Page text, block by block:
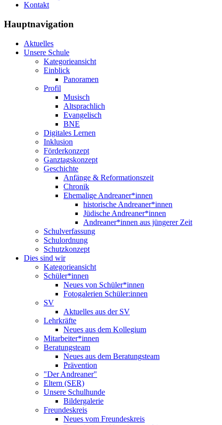
Kontakt
Hauptnavigation
Aktuelles
Unsere Schule
Kategorieansicht
Einblick
Panoramen
Profil
Musisch
Altsprachlich
Evangelisch
BNE
Digitales Lernen
Inklusion
Förderkonzept
Ganztagskonzept
Geschichte
Anfänge & Reformationszeit
Chronik
Ehemalige Andreaner*innen
historische Andreaner*innen
Jüdische Andreaner*innen
Andreaner*innen aus jüngerer Zeit
Schulverfassung
Schulordnung
Schutzkonzept
Dies sind wir
Kategorieansicht
Schüler*innen
Neues von Schüler*innen
Fotogalerien Schüler:innen
SV
Aktuelles aus der SV
Lehrkräfte
Neues aus dem Kollegium
Mitarbeiter*innen
Beratungsteam
Neues aus dem Beratungsteam
Prävention
"Der Andreaner"
Eltern (SER)
Unsere Schulhunde
Bildergalerie
Freundeskreis
Neues vom Freundeskreis